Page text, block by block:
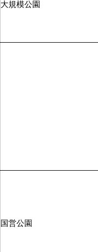
大規模公園
国営公園